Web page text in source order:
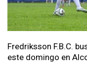
Fredriksson F.B.C.
este domingo en